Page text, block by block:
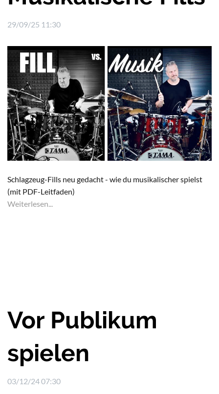
29/09/25 11:30
Schlagzeug-Fills neu gedacht - wie du musikalischer spielst
(mit PDF-Leitfaden)
Weiterlesen...
Vor Publikum
spielen
03/12/24 07:30